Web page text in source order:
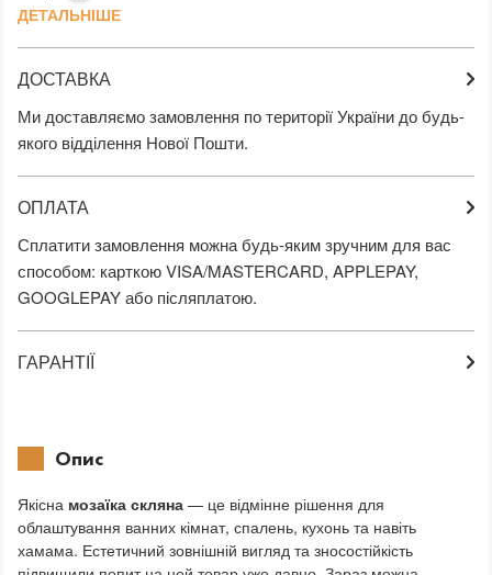
ДЕТАЛЬНІШЕ
ДОСТАВКА
Ми доставляємо замовлення по території України до будь-
якого відділення Нової Пошти.
ОПЛАТА
Сплатити замовлення можна будь-яким зручним для вас
способом: карткою VISA/MASTERCARD, APPLEPAY,
GOOGLEPAY або післяплатою.
ГАРАНТІЇ
Опис
Якісна мозаїка скляна — це відмінне рішення для
облаштування ванних кімнат, спалень, кухонь та навіть
хамама. Естетичний зовнішній вигляд та зносостійкість